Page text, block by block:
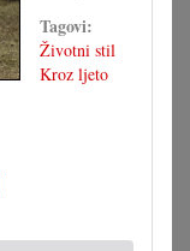
Tagovi:
Životni stil
Kroz ljeto